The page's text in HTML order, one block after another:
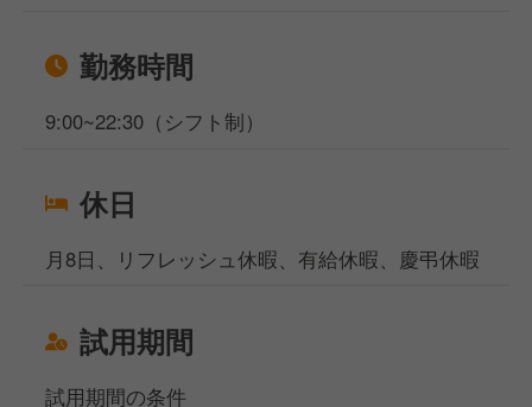
勤務時間
9:00~22:30（シフト制）
休日
月8日、リフレッシュ休暇、有給休暇、慶弔休暇
試用期間
試用期間の条件